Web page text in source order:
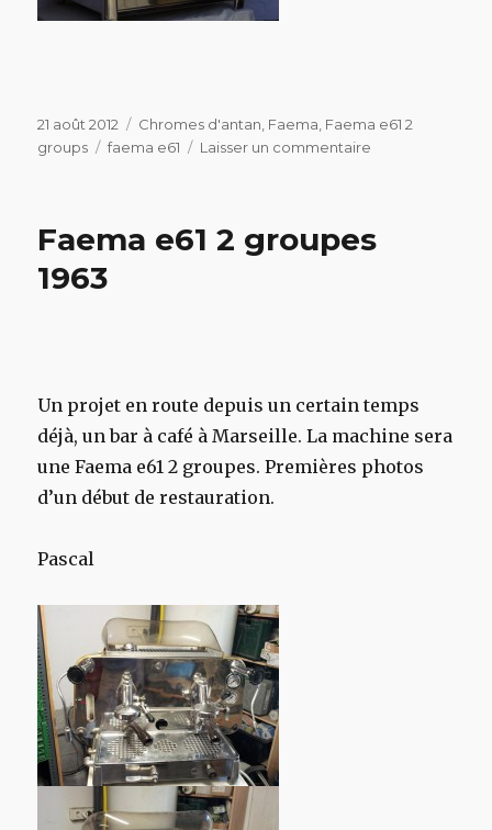
Publié
le
21 août 2012 Catégories
Chromes d'antan, Faema, Faema e61 2
groups
Étiquettes
faema e61 Laisser un commentaire
groupes
Faema e61 2 groupes
1963
Un projet en route depuis un certain temps
déjà, un bar à café à Marseille. La machine sera
une Faema e61 2 groupes. Premières photos
d’un début de restauration.
Pascal